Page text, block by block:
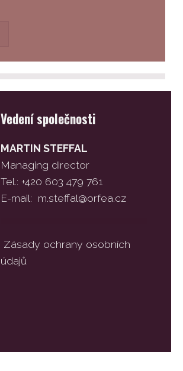
Vedení společnosti
MARTIN STEFFAL
Managing director
Tel.: +420 603 479 761
E-mail: m.steffal@orfea.cz
Zásady ochrany osobních
údajů